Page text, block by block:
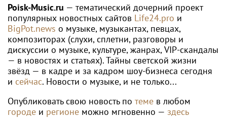
Poisk-Music.ru — тематический дочерний проект
популярных новостных сайтов Life24.pro и
BigPot.news о музыке, музыкантах, певцах,
композиторах (слухи, сплетни, разговоры и
дискуссии о музыке, культуре, жанрах, VIP-скандалы
— в новостях и статьях). Тайны светской жизни
звёзд — в кадре и за кадром шоу-бизнеса сегодня
и сейчас. Новости о музыке, и не только...
Опубликовать свою новость по теме в любом
городе и регионе можно мгновенно — здесь